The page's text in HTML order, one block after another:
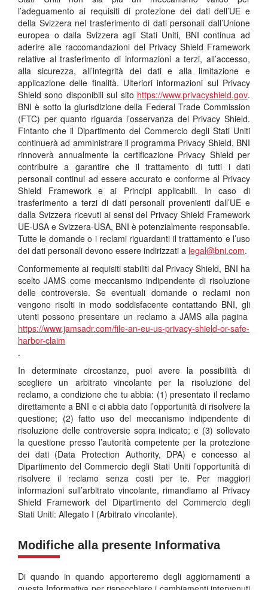
l’adeguamento ai requisiti di protezione dei dati dell’UE e
della Svizzera nel trasferimento di dati personali dall’Unione
europea o dalla Svizzera agli Stati Uniti, BNI continua ad
aderire alle raccomandazioni del Privacy Shield Framework
relative al trasferimento di informazioni a terzi, all’accesso,
alla sicurezza, all’integrità dei dati e alla limitazione e
applicazione delle finalità. Ulteriori informazioni sul Privacy
Shield sono disponibili sul sito https://www.privacyshield.gov.
BNI è sotto la giurisdizione della Federal Trade Commission
(FTC) per quanto riguarda l’osservanza del Privacy Shield.
Fintanto che il Dipartimento del Commercio degli Stati Uniti
continuerà ad amministrare il programma Privacy Shield, BNI
rinnoverà annualmente la certificazione Privacy Shield per
contribuire a garantire che il trattamento di tutti i dati
personali continui ad essere accurato e conforme al Privacy
Shield Framework e ai Principi applicabili. In caso di
trasferimento a terzi di dati personali provenienti dall’UE e
dalla Svizzera ricevuti ai sensi del Privacy Shield Framework
UE-USA e Svizzera-USA, BNI è potenzialmente responsabile.
Tutte le domande o i reclami riguardanti il trattamento e l’uso
dei dati personali devono essere indirizzati a legal@bni.com.
Conformemente ai requisiti stabiliti dal Privacy Shield, BNI ha
scelto JAMS come meccanismo indipendente di risoluzione
delle controversie. Se eventuali domande o reclami non
vengono risolti in modo soddisfacente contattando BNI, gli
utenti possono presentare un reclamo a JAMS alla pagina
https://www.jamsadr.com/file-an-eu-us-privacy-shield-or-safe-
harbor-claim
.
In determinate circostanze, puoi avere la possibilità di
scegliere un arbitrato vincolante per la risoluzione del
reclamo, a condizione che tu abbia: (1) presentato il reclamo
direttamente a BNI e ci abbia dato l’opportunità di risolvere la
questione; (2) fatto uso del meccanismo indipendente di
risoluzione delle controversie sopra indicato; e (3) sollevato
la questione presso l’autorità competente per la protezione
dei dati (Data Protection Authority, DPA) e concesso al
Dipartimento del Commercio degli Stati Uniti l’opportunità di
risolvere il reclamo senza costi per te. Per maggiori
informazioni sull’arbitrato vincolante, rimandiamo al Privacy
Shield Framework del Dipartimento del Commercio degli
Stati Uniti: Allegato I (Arbitrato vincolante).
Modifiche alla presente Informativa
Di quando in quando apporteremo degli aggiornamenti a